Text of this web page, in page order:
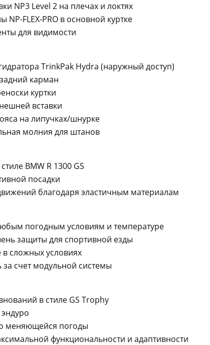
NP3 Level 2 на плечах и локтях
FLEX-PRO в основной куртке
для видимости
TrinkPak Hydra (наружный доступ)
карман
куртки
вставки
на липучках/шнурке
молния для штанов
BMW R 1300 GS
посадки
благодаря эластичным материалам
погодным условиям и температуре
защиты для спортивной езды
сложных условиях
счет модульной системы
в стиле GS Trophy
меняющейся погоды
функциональности и адаптивности